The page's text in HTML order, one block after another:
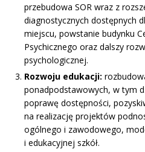
przebudowa SOR wraz z
diagnostycznych dostępnych
miejscu, powstanie budynku
Psychicznego oraz dalszy
psychologicznej.
Rozwoju edukacji:
ponadpodstawowych, w tym
poprawę dostępności,
na realizację projektów
ogólnego i zawodowego,
i edukacyjnej szkół.